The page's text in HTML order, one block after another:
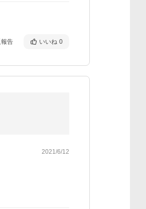
告 いいね 0
2021/6/12